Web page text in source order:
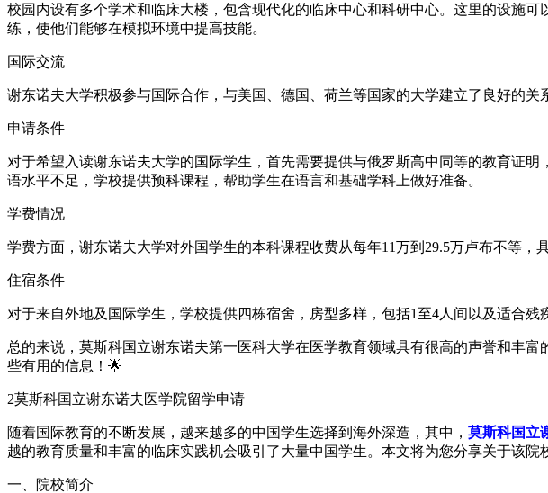
校园内设有多个学术和临床大楼，包含现代化的临床中心和科研中心。这里的设施
练，使他们能够在模拟环境中提高技能。
国际交流
谢东诺夫大学积极参与国际合作，与美国、德国、荷兰等国家的大学建立了良好的
申请条件
对于希望入读谢东诺夫大学的国际学生，首先需要提供与俄罗斯高中同等的教育证
语水平不足，学校提供预科课程，帮助学生在语言和基础学科上做好准备。
学费情况
学费方面，谢东诺夫大学对外国学生的本科课程收费从每年11万到29.5万卢布不等，
住宿条件
对于来自外地及国际学生，学校提供四栋宿舍，房型多样，包括1至4人间以及适合
总的来说，莫斯科国立谢东诺夫第一医科大学在医学教育领域具有很高的声誉和丰
些有用的信息！🌟
2莫斯科国立谢东诺夫医学院留学申请
随着国际教育的不断发展，越来越多的中国学生选择到海外深造，其中， 莫斯科国立
越的教育质量和丰富的临床实践机会吸引了大量中国学生。本文将为您分享关于该
一、院校简介